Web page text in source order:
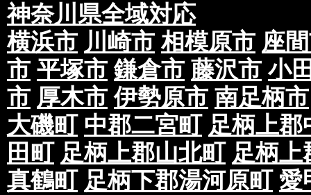
神奈川県全域対応
横浜市 川崎市 相模原市 座
市 平塚市 鎌倉市 藤沢市 小
市 厚木市 伊勢原市 南足柄市
大磯町 中郡二宮町 足柄上郡
田町 足柄上郡山北町 足柄上
真鶴町 足柄下郡湯河原町 愛